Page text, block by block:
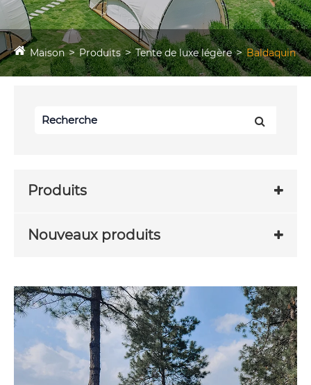
Maison Produits Tente de luxe légère Baldaquin
Produits
Nouveaux produits